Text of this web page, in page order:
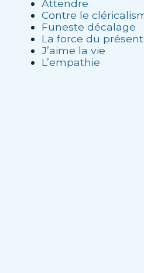
Attendre
Contre le
Funeste décalage
La force du présent
J’aime la vie
L’empathie